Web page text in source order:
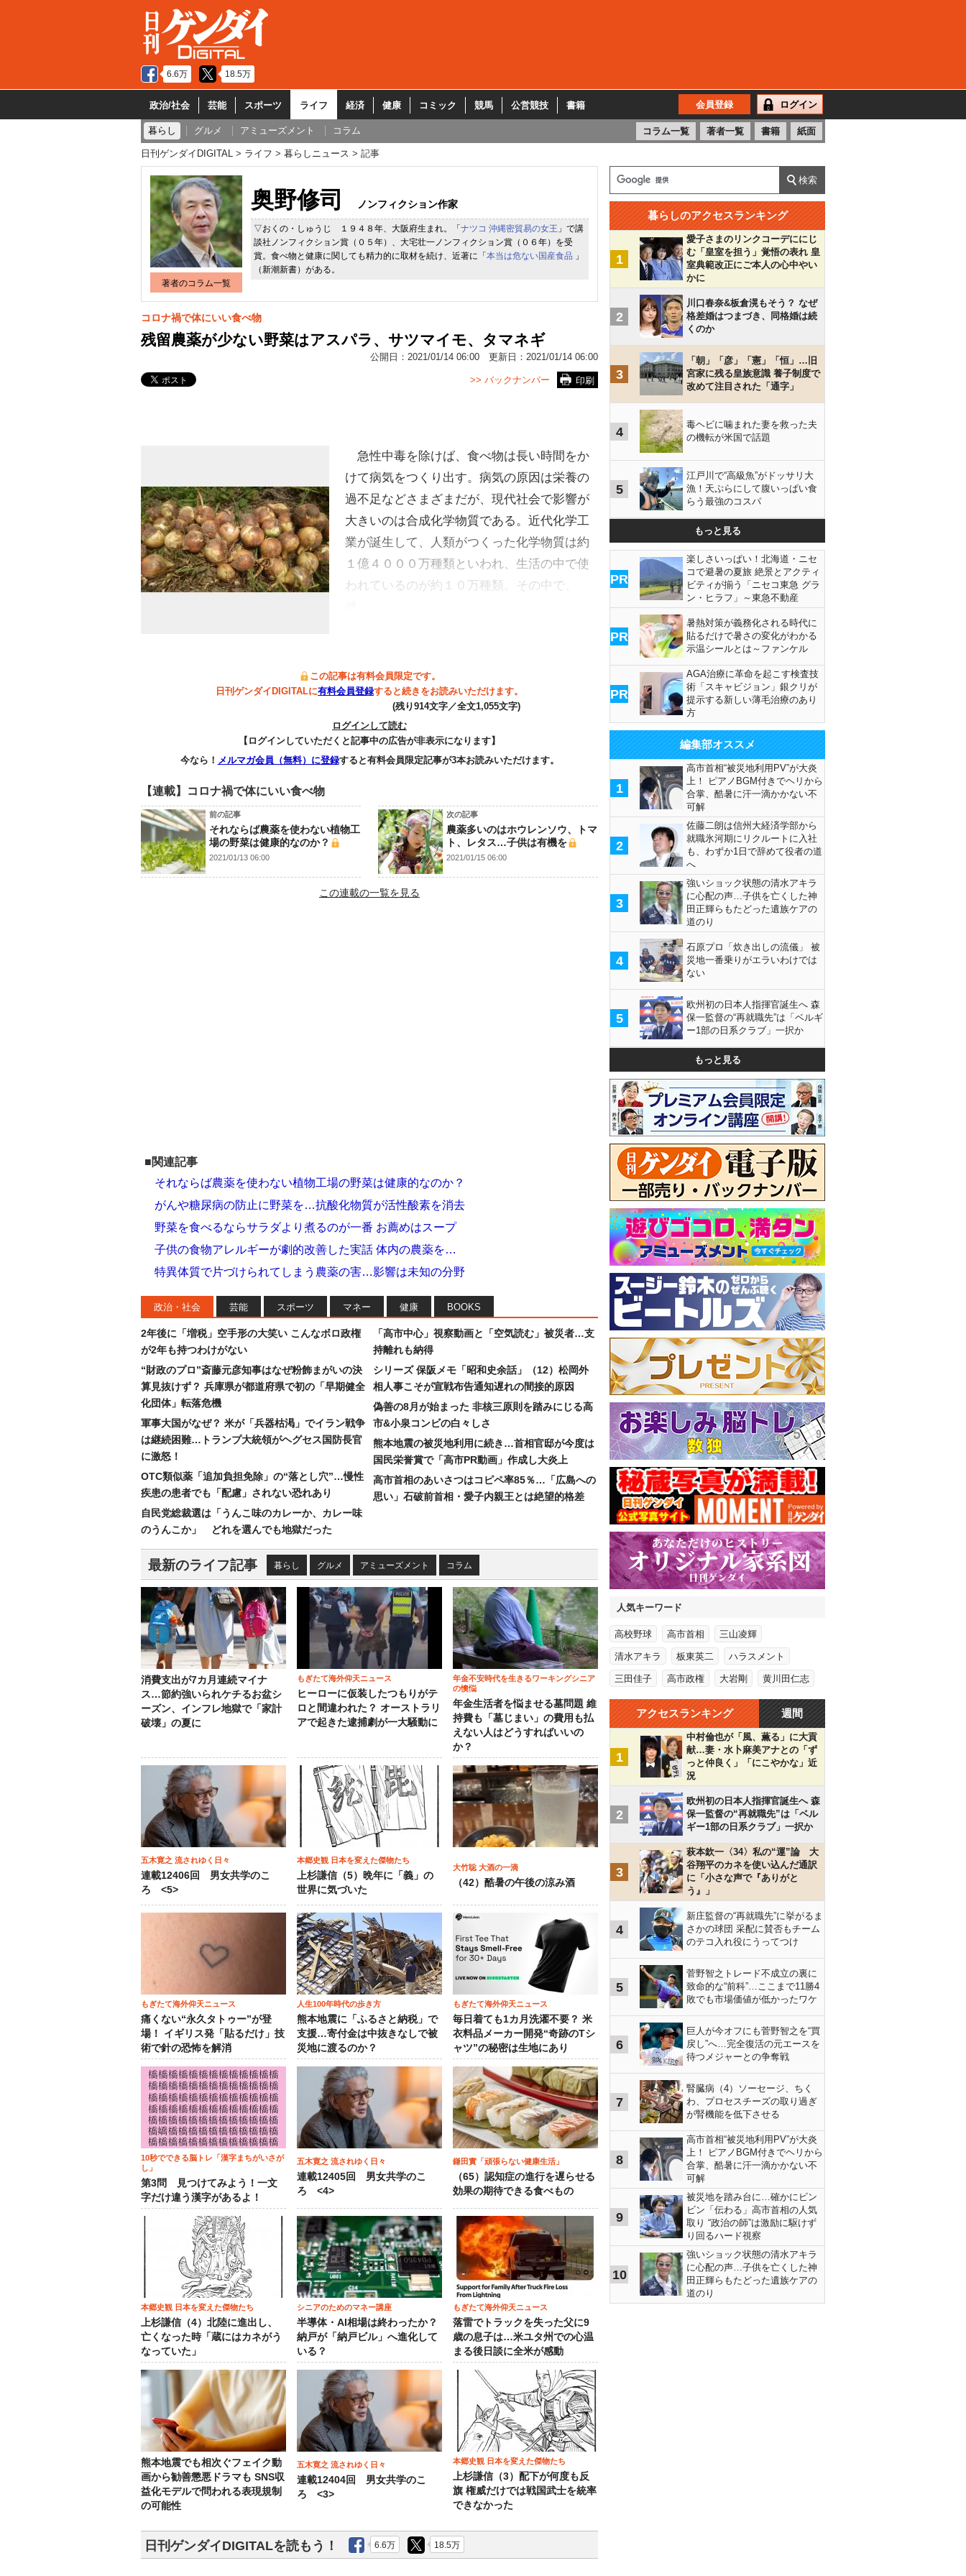
6.6万 18.5万
政治/社会 芸能 スポーツ ライフ 経済 健康 コミック 競馬 公営競技 書籍 会員登録 ログイン
暮らし グルメ アミューズメント コラム コラム一覧 著者一覧 書籍 紙面
日刊ゲンダイDIGITAL ライフ 暮らしニュース 記事
著者のコラム一覧
奥野修司 ノンフィクション作家
▽おくの・しゅうじ １９４８年、大阪府生まれ。「 ナツコ 沖縄密貿易の女王 」で講
談社ノンフィクション賞（０５年）、大宅壮一ノンフィクション賞（０６年）を受
賞。食べ物と健康に関しても精力的に取材を続け、近著に「 本当は危ない国産食品 」
（新潮新書）がある。
コロナ禍で体にいい食べ物
残留農薬が少ない野菜はアスパラ、サツマイモ、タマネギ
公開日： 2021/01/14 06:00 更新日： 2021/01/14 06:00
印刷
>> バックナンバー
急性中毒を除けば、食べ物は長い時間をか
けて病気をつくり出す。病気の原因は栄養の
過不足などさまざまだが、現代社会で影響が
大きいのは合成化学物質である。近代化学工
業が誕生して、人類がつくった化学物質は約
１億４０００万種類といわれ、生活の中で使
われているのが約１０万種類。その中で、
この記事は有料会員限定です。
日刊ゲンダイDIGITALに有料会員登録すると続きをお読みいただけます。
(残り914文字／全文1,055文字)
ログインして読む
【ログインしていただくと記事中の広告が非表示になります】
今なら！ メルマガ会員（無料）に登録すると有料会員限定記事が3本お読みいただけます。
【連載】コロナ禍で体にいい食べ物
前の記事
それならば農薬を使わない植物工
場の野菜は健康的なのか？
2021/01/13 06:00
次の記事
農薬多いのはホウレンソウ、トマ
ト、レタス…子供は有機を
2021/01/15 06:00
この連載の一覧を見る
■関連記事
それならば農薬を使わない植物工場の野菜は健康的なのか？
がんや糖尿病の防止に野菜を…抗酸化物質が活性酸素を消去
野菜を食べるならサラダより煮るのが一番 お薦めはスープ
子供の食物アレルギーが劇的改善した実話 体内の農薬を…
特異体質で片づけられてしまう農薬の害…影響は未知の分野
政治・社会 芸能 スポーツ マネー 健康 BOOKS
2年後に「増税」空手形の大笑い こんなボロ政権
が2年も持つわけがない
“財政のプロ”斎藤元彦知事はなぜ粉飾まがいの決
算見抜けず？ 兵庫県が都道府県で初の「早期健全
化団体」転落危機
軍事大国がなぜ？ 米が「兵器枯渇」でイラン戦争
は継続困難…トランプ大統領がヘグセス国防長官
に激怒！
OTC類似薬「追加負担免除」の“落とし穴”…慢性
疾患の患者でも「配慮」されない恐れあり
自民党総裁選は「うんこ味のカレーか、カレー味
のうんこか」 どれを選んでも地獄だった
「高市中心」視察動画と「空気読む」被災者…支
持離れも納得
シリーズ 保阪メモ「昭和史余話」（12）松岡外
相人事こそが宣戦布告通知遅れの間接的原因
偽善の8月が始まった 非核三原則を踏みにじる高
市&小泉コンビの白々しさ
熊本地震の被災地利用に続き…首相官邸が今度は
国民栄誉賞で「高市PR動画」作成し大炎上
高市首相のあいさつはコピペ率85％…「広島への
思い」石破前首相・愛子内親王とは絶望的格差
最新のライフ記事 暮らし グルメ アミューズメント コラム
消費支出が7カ月連続マイナ
ス…節約強いられケチるお盆シ
ーズン、インフレ地獄で「家計
破壊」の夏に
もぎたて海外仰天ニュース
ヒーローに仮装したつもりがテ
ロと間違われた？ オーストラリ
アで起きた逮捕劇が一大騒動に
年金不安時代を生きるワーキングシニア
の懊悩
年金生活者を悩ませる墓問題 維
持費も「墓じまい」の費用も払
えない人はどうすればいいの
か？
五木寛之 流されゆく日々
連載12406回 男女共学のこ
ろ <5>
本郷史観 日本を変えた傑物たち
上杉謙信（5）晩年に「義」の
世界に気づいた
大竹聡 大酒の一滴
（42）酷暑の午後の涼み酒
もぎたて海外仰天ニュース
痛くない“永久タトゥー”が登
場！ イギリス発「貼るだけ」技
術で針の恐怖を解消
人生100年時代の歩き方
熊本地震に「ふるさと納税」で
支援…寄付金は中抜きなしで被
災地に渡るのか？
もぎたて海外仰天ニュース
毎日着ても1カ月洗濯不要？ 米
衣料品メーカー開発“奇跡のTシ
ャツ”の秘密は生地にあり
10秒でできる脳トレ「漢字まちがいさが
し」
第3問 見つけてみよう！一文
字だけ違う漢字があるよ！
五木寛之 流されゆく日々
連載12405回 男女共学のこ
ろ <4>
鎌田實「頑張らない健康生活」
（65）認知症の進行を遅らせる
効果の期待できる食べもの
本郷史観 日本を変えた傑物たち
上杉謙信（4）北陸に進出し、
亡くなった時「蔵にはカネがう
なっていた」
シニアのためのマネー講座
半導体・AI相場は終わったか？
納戸が「納戸ビル」へ進化して
いる？
もぎたて海外仰天ニュース
落雷でトラックを失った父に9
歳の息子は…米ユタ州での心温
まる後日談に全米が感動
熊本地震でも相次ぐフェイク動
画から勧善懲悪ドラマも SNS収
益化モデルで問われる表現規制
の可能性
五木寛之 流されゆく日々
連載12404回 男女共学のこ
ろ <3>
本郷史観 日本を変えた傑物たち
上杉謙信（3）配下が何度も反
旗 権威だけでは戦国武士を統率
できなかった
日刊ゲンダイDIGITALを読もう！ 6.6万 18.5万
暮らしのアクセスランキング
1
愛子さまのリンクコーデににじ
む「皇室を担う」覚悟の表れ 皇
室典範改正にご本人の心中やい
かに
2
川口春奈&板倉滉もそう？ なぜ
格差婚はつまづき、同格婚は続
くのか
3
「朝」「彦」「憲」「恒」…旧
宮家に残る皇族意識 養子制度で
改めて注目された「通字」
4
毒ヘビに噛まれた妻を救った夫
の機転が米国で話題
5
江戸川で“高級魚”がドッサリ大
漁！天ぷらにして腹いっぱい食
らう最強のコスパ
もっと見る
PR
楽しさいっぱい！北海道・ニセ
コで避暑の夏旅 絶景とアクティ
ビティが揃う「ニセコ東急 グラ
ン・ヒラフ」～東急不動産
PR
暑熱対策が義務化される時代に
貼るだけで暑さの変化がわかる
示温シールとは～ファンケル
PR
AGA治療に革命を起こす検査技
術「スキャビジョン」銀クリが
提示する新しい薄毛治療のあり
方
編集部オススメ
1
高市首相“被災地利用PV”が大炎
上！ ピアノBGM付きでヘリから
合掌、酷暑に汗一滴かかない不
可解
2
佐藤二朗は信州大経済学部から
就職氷河期にリクルートに入社
も、わずか1日で辞めて役者の道
へ
3
強いショック状態の清水アキラ
に心配の声…子供を亡くした神
田正輝らもたどった遺族ケアの
道のり
4
石原プロ「炊き出しの流儀」 被
災地一番乗りがエラいわけでは
ない
5
欧州初の日本人指揮官誕生へ 森
保一監督の“再就職先”は「ベルギ
ー1部の日系クラブ」一択か
もっと見る
人気キーワード
高校野球 高市首相 三山凌輝
清水アキラ 板東英二 ハラスメント
三田佳子 高市政権 大岩剛 黄川田仁志
アクセスランキング 週間
1
中村倫也が「風、薫る」に大貢
献…妻・水卜麻美アナとの「ず
っと仲良く」「にこやかな」近
況
2
欧州初の日本人指揮官誕生へ 森
保一監督の“再就職先”は「ベル
ギー1部の日系クラブ」一択か
3
萩本欽一〈34〉私の“運”論 大
谷翔平のカネを使い込んだ通訳
に「小さな声で『ありがと
う』」
4
新庄監督の“再就職先”に挙がるま
さかの球団 采配に賛否もチーム
のテコ入れ役にうってつけ
5
菅野智之トレード不成立の裏に
致命的な“前科”…ここまで11勝4
敗でも市場価値が低かったワケ
6
巨人が今オフにも菅野智之を“買
戻し”へ…完全復活の元エースを
待つメジャーとの争奪戦
7
腎臓病（4）ソーセージ、ちく
わ、プロセスチーズの取り過ぎ
が腎機能を低下させる
8
高市首相“被災地利用PV”が大炎
上！ ピアノBGM付きでヘリから
合掌、酷暑に汗一滴かかない不
可解
9
被災地を踏み台に…確かにビン
ビン「伝わる」高市首相の人気
取り “政治の師”は激励に駆けず
り回るハード視察
10
強いショック状態の清水アキラ
に心配の声…子供を亡くした神
田正輝らもたどった遺族ケアの
道のり